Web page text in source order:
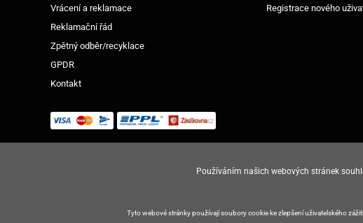
Vrácení a reklamace
Reklamační řád
Zpětný odběr/recyklace
GPDR
Kontakt
Registrace nového
Používáním našich webových stránek
Tyto webové stránky používají soubory cookie ke zlepšení uživatelského